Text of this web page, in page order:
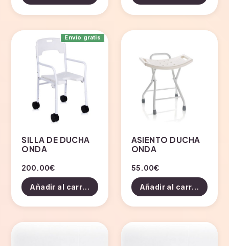
Envío gratis
SILLA DE DUCHA
ONDA
200.00€
Añadir al carrito
ASIENTO DUCHA
ONDA
55.00€
Añadir al carrito